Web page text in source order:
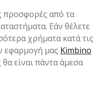
προσφορές από τα
Εάν θέλετε
χρήματα κατά τις
εφαρμογή μας Kimbino
είναι πάντα άμεσα